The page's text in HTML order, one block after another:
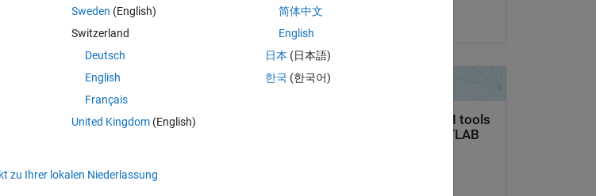
Melden Sie sich an, um diese Frage zu beantworten.
am 9 Jun. 2023
Sweden (English)
Switzerland
Deutsch
English
Français
United Kingdom(English)
简体中文
English
日本 (日本語)
한국 (한국어)
zu Ihrer lokalen Niederlassung